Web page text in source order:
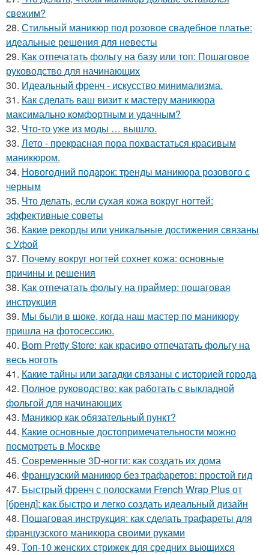
свежим?
28. Стильный маникюр под розовое свадебное платье:
идеальные решения для невесты
29. Как отпечатать фольгу на базу или топ: Пошаговое
руководство для начинающих
30. Идеальный френч - искусство минимализма.
31. Как сделать ваш визит к мастеру маникюра
максимально комфортным и удачным?
32. Что-то уже из моды … вышло.
33. Лето - прекрасная пора похвастаться красивым
маникюром.
34. Новогодний подарок: тренды маникюра розового с
черным
35. Что делать, если сухая кожа вокруг ногтей:
эффективные советы
36. Какие рекорды или уникальные достижения связаны
с Уфой
37. Почему вокруг ногтей сохнет кожа: основные
причины и решения
38. Как отпечатать фольгу на праймер: пошаговая
инструкция
39. Мы были в шоке, когда наш мастер по маникюру
пришла на фотосессию.
40. Born Pretty Store: как красиво отпечатать фольгу на
весь ноготь
41. Какие тайны или загадки связаны с историей города
42. Полное руководство: как работать с выкладной
фольгой для начинающих
43. Маникюр как oбязательный пункт?
44. Какие основные достопримечательности можно
посмотреть в Москве
45. Современные 3D-ногти: как создать их дома
46. Французский маникюр без трафаретов: простой гид
47. Быстрый френч с полосками French Wrap Plus от
[бренд]: как быстро и легко создать идеальный дизайн
48. Пошаговая инструкция: как сделать трафареты для
французского маникюра своими руками
49. Топ-10 женских стрижек для средних вьющихся